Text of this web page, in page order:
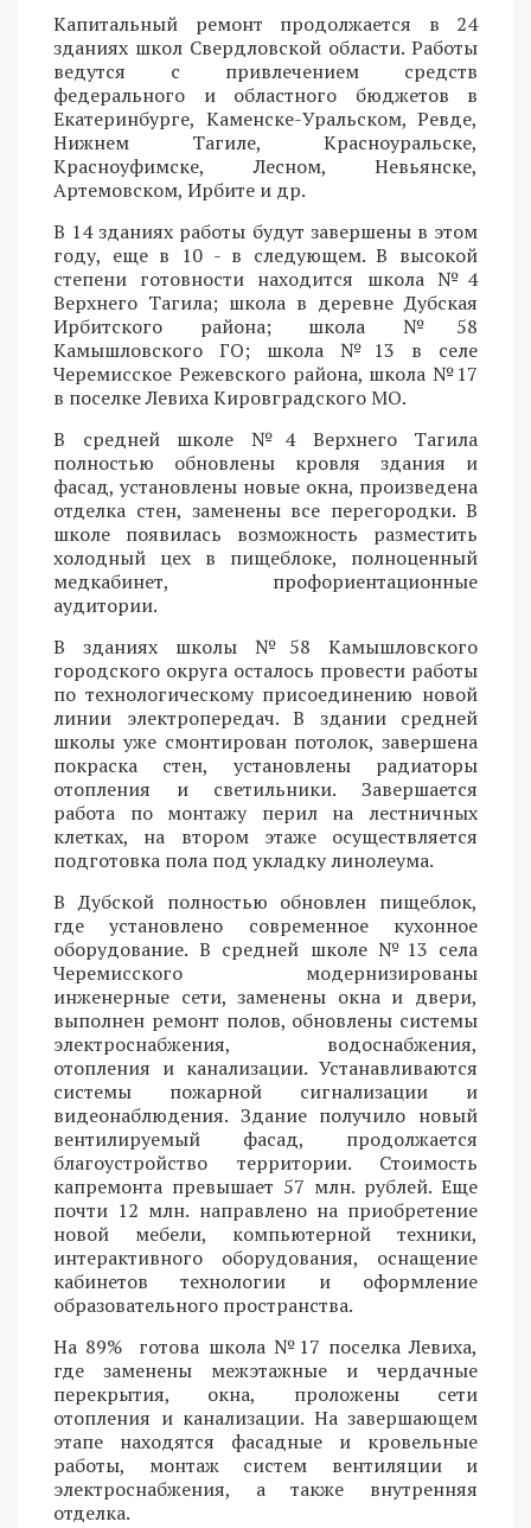
Капитальный ремонт продолжается в 24
зданиях школ Свердловской области. Работы
ведутся с привлечением средств
федерального и областного бюджетов в
Екатеринбурге, Каменске-Уральском, Ревде,
Нижнем Тагиле, Красноуральске,
Красноуфимске, Лесном, Невьянске,
Артемовском, Ирбите и др.
В 14 зданиях работы будут завершены в этом
году, еще в 10 - в следующем. В высокой
степени готовности находится школа №4
Верхнего Тагила; школа в деревне Дубская
Ирбитского района; школа №58
Камышловского ГО; школа №13 в селе
Черемисское Режевского района, школа №17
в поселке Левиха Кировградского МО.
В средней школе №4 Верхнего Тагила
полностью обновлены кровля здания и
фасад, установлены новые окна, произведена
отделка стен, заменены все перегородки. В
школе появилась возможность разместить
холодный цех в пищеблоке, полноценный
медкабинет, профориентационные
аудитории.
В зданиях школы №58 Камышловского
городского округа осталось провести работы
по технологическому присоединению новой
линии электропередач. В здании средней
школы уже смонтирован потолок, завершена
покраска стен, установлены радиаторы
отопления и светильники. Завершается
работа по монтажу перил на лестничных
клетках, на втором этаже осуществляется
подготовка пола под укладку линолеума.
В Дубской полностью обновлен пищеблок,
где установлено современное кухонное
оборудование. В средней школе №13 села
Черемисского модернизированы
инженерные сети, заменены окна и двери,
выполнен ремонт полов, обновлены системы
электроснабжения, водоснабжения,
отопления и канализации. Устанавливаются
системы пожарной сигнализации и
видеонаблюдения. Здание получило новый
вентилируемый фасад, продолжается
благоустройство территории. Стоимость
капремонта превышает 57 млн. рублей. Еще
почти 12 млн. направлено на приобретение
новой мебели, компьютерной техники,
интерактивного оборудования, оснащение
кабинетов технологии и оформление
образовательного пространства.
На 89% готова школа №17 поселка Левиха,
где заменены межэтажные и чердачные
перекрытия, окна, проложены сети
отопления и канализации. На завершающем
этапе находятся фасадные и кровельные
работы, монтаж систем вентиляции и
электроснабжения, а также внутренняя
отделка.